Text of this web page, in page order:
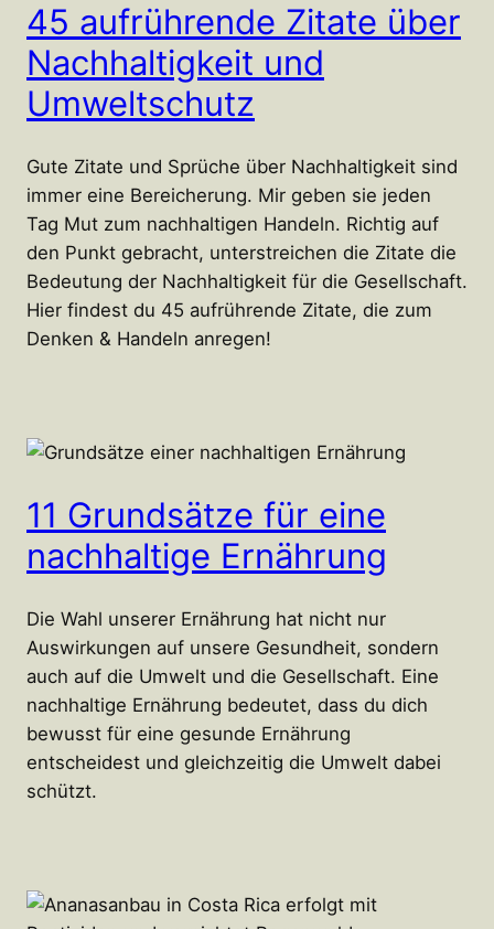
45 aufrührende Zitate über
Nachhaltigkeit und
Umweltschutz
Gute Zitate und Sprüche über Nachhaltigkeit sind
immer eine Bereicherung. Mir geben sie jeden
Tag Mut zum nachhaltigen Handeln. Richtig auf
den Punkt gebracht, unterstreichen die Zitate die
Bedeutung der Nachhaltigkeit für die Gesellschaft.
Hier findest du 45 aufrührende Zitate, die zum
Denken & Handeln anregen!
11 Grundsätze für eine
nachhaltige Ernährung
Die Wahl unserer Ernährung hat nicht nur
Auswirkungen auf unsere Gesundheit, sondern
auch auf die Umwelt und die Gesellschaft. Eine
nachhaltige Ernährung bedeutet, dass du dich
bewusst für eine gesunde Ernährung
entscheidest und gleichzeitig die Umwelt dabei
schützt.